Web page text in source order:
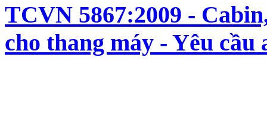
TCVN 5867:2009 -
cho thang máy - Yêu cầu